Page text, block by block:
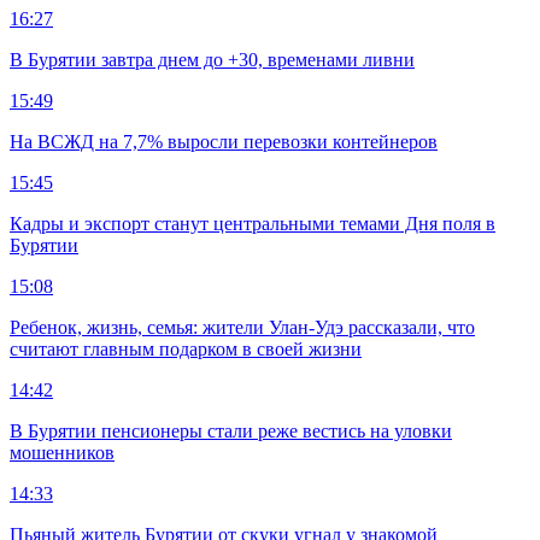
16:27
В Бурятии завтра днем до +30, временами ливни
15:49
На ВСЖД на 7,7% выросли перевозки контейнеров
15:45
Кадры и экспорт станут центральными темами Дня поля в
Бурятии
15:08
Ребенок, жизнь, семья: жители Улан-Удэ рассказали, что
считают главным подарком в своей жизни
14:42
В Бурятии пенсионеры стали реже вестись на уловки
мошенников
14:33
Пьяный житель Бурятии от скуки угнал у знакомой